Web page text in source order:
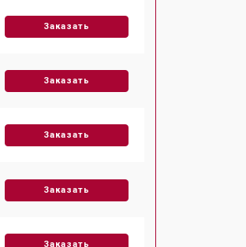
Заказать
Заказать
Заказать
Заказать
Заказать